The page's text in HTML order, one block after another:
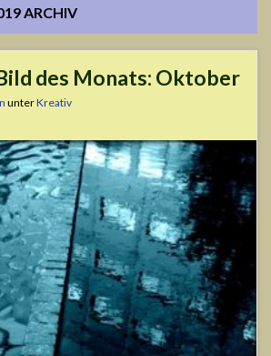
ARCHIV
des Monats: Oktober
unterKreativ